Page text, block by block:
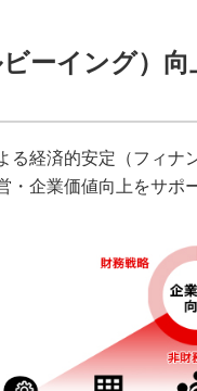
ーイング）
経済的安定（フィナ
企業価値向上をサポ